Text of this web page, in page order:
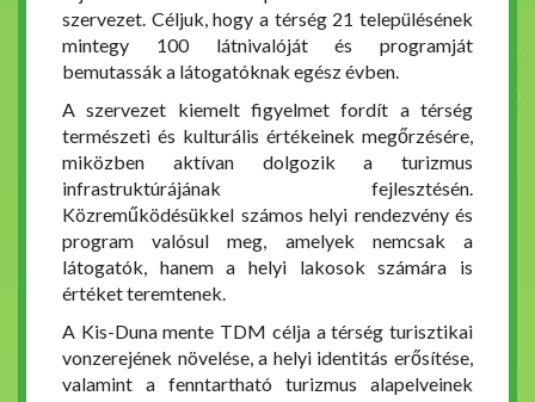
szervezet. Céljuk, hogy a térség 21 településének
mintegy 100 látnivalóját és programját
bemutassák a látogatóknak egész évben.
A szervezet kiemelt figyelmet fordít a térség
természeti és kulturális értékeinek megőrzésére,
miközben aktívan dolgozik a turizmus
infrastruktúrájának fejlesztésén.
Közreműködésükkel számos helyi rendezvény és
program valósul meg, amelyek nemcsak a
látogatók, hanem a helyi lakosok számára is
értéket teremtenek.
A Kis-Duna mente TDM célja a térség turisztikai
vonzerejének növelése, a helyi identitás erősítése,
valamint a fenntartható turizmus alapelveinek